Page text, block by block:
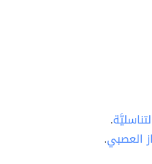
.
العصبي.